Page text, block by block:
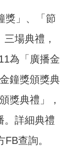
獎」、「節
場典禮，
為「廣播金
鐘獎頒獎典
獎典禮」，
。詳細典禮
查詢。